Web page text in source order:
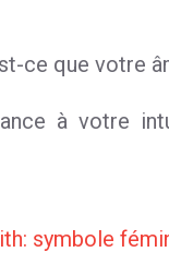
ce que votre
à votre
symbole